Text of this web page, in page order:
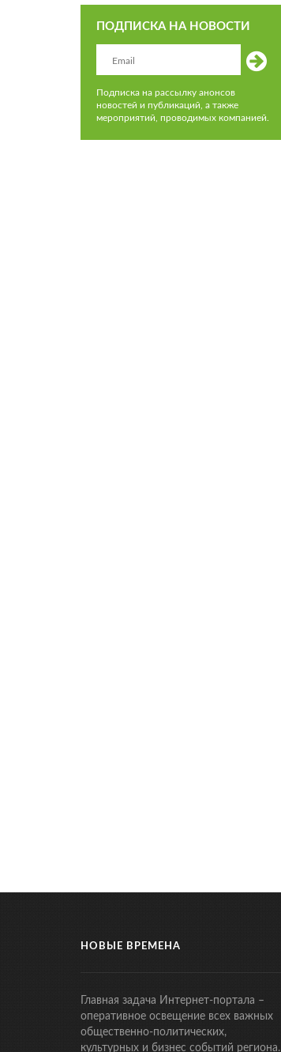
ПОДПИСКА НА НОВОСТИ
Подписка на рассылку анонсов
новостей и публикаций, а также
мероприятий, проводимых компанией.
НОВЫЕ ВРЕМЕНА
Главная задача Интернет-портала –
оперативное освещение всех важных
общественно-политических,
культурных и бизнес событий региона.